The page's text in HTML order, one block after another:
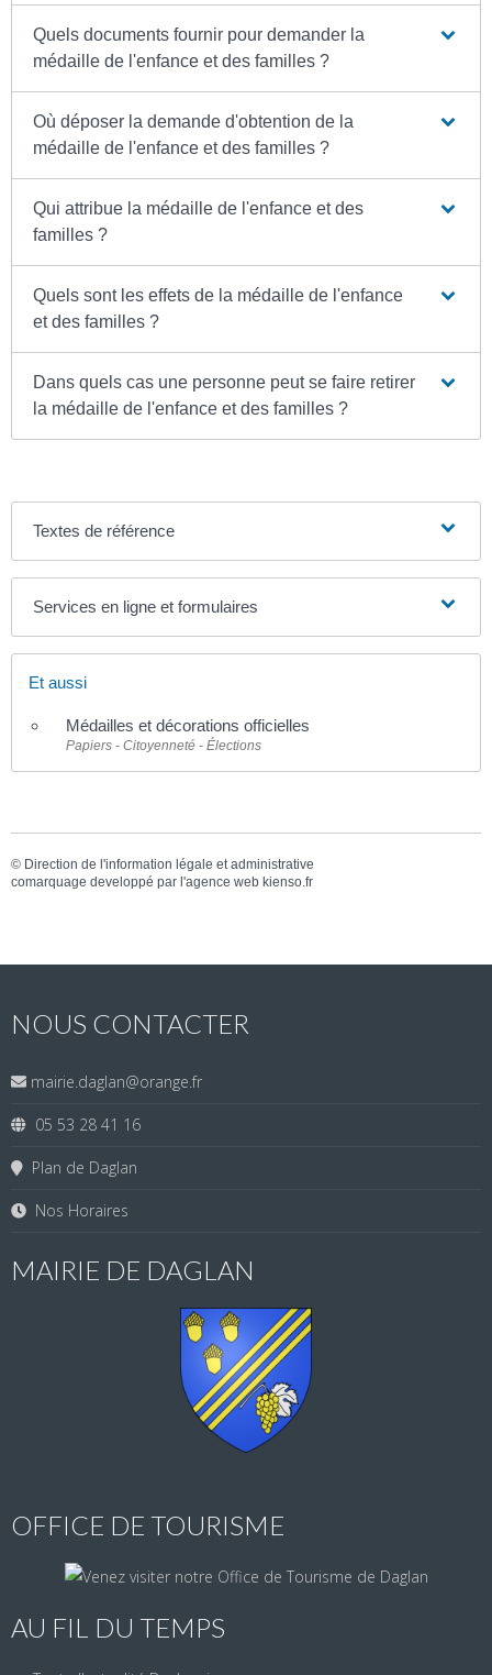
Quels documents fournir pour demander la
médaille de l'enfance et des familles ?
Où déposer la demande d'obtention de la
médaille de l'enfance et des familles ?
Qui attribue la médaille de l'enfance et des
familles ?
Quels sont les effets de la médaille de l'enfance
et des familles ?
Dans quels cas une personne peut se faire retirer
la médaille de l'enfance et des familles ?
Textes de référence
Services en ligne et formulaires
Et aussi
Médailles et décorations officielles
Papiers - Citoyenneté - Élections
© Direction de l'information légale et administrative
comarquage developpé par l'agence web kienso.fr
NOUS CONTACTER
mairie.daglan@orange.fr
05 53 28 41 16
Plan de Daglan
Nos Horaires
MAIRIE DE DAGLAN
OFFICE DE TOURISME
AU FIL DU TEMPS